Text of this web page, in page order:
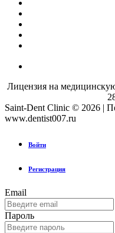
Лицензия на
Saint-Dent Clinic © 2026 |
www.dentist007.ru
Войти
Регистрация
Email
Пароль